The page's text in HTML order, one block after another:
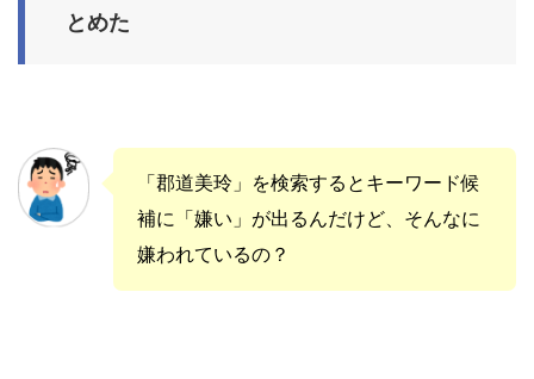
とめた
「郡道美玲」を検索するとキーワード候
補に「嫌い」が出るんだけど、そんなに
嫌われているの？